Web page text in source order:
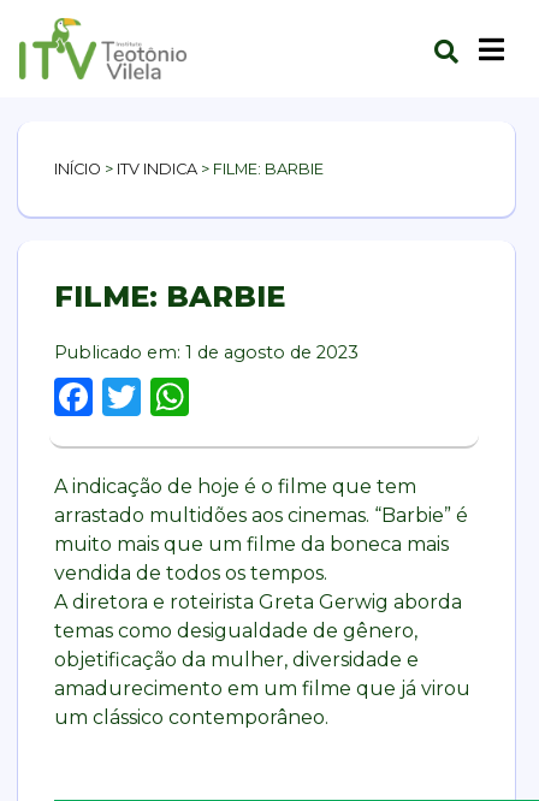
INÍCIO > ITV INDICA > FILME: BARBIE
FILME: BARBIE
Publicado em: 1 de agosto de 2023
Facebook
Twitter
A indicação de hoje é o filme que tem
arrastado multidões aos cinemas. “Barbie” é
muito mais que um filme da boneca mais
vendida de todos os tempos.
A diretora e roteirista Greta Gerwig aborda
temas como desigualdade de gênero,
objetificação da mulher, diversidade e
amadurecimento em um filme que já virou
um clássico contemporâneo.